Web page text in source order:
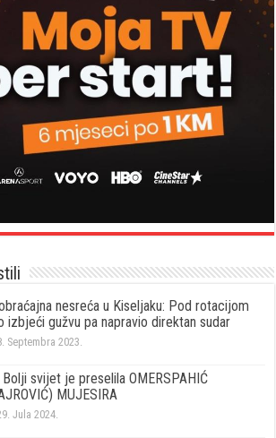
nesreća u Kiseljaku: Pod rotacijom
izbjeći gužvu pa napravio direktan sudar
Septembra 2023.
Bolji svijet je preselila OMERSPAHIĆ
MUJESIRA
Jula 2024.